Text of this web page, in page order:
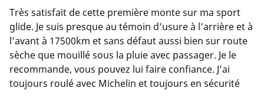
Très satisfait de cette première monte sur ma sport
glide. Je suis presque au témoin d’usure à l’arrière et à
l’avant à 17500km et sans défaut aussi bien sur route
sèche que mouillé sous la pluie avec passager. Je le
recommande, vous pouvez lui faire confiance. J’ai
toujours roulé avec Michelin et toujours en sécurité